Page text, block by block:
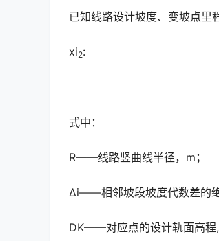
已知线路设计坡度、变坡点里
xi2:
式中：
R——线路竖曲线半径，m；
Δi——相邻坡段坡度代数差的
DK——对应点的设计轨面高程